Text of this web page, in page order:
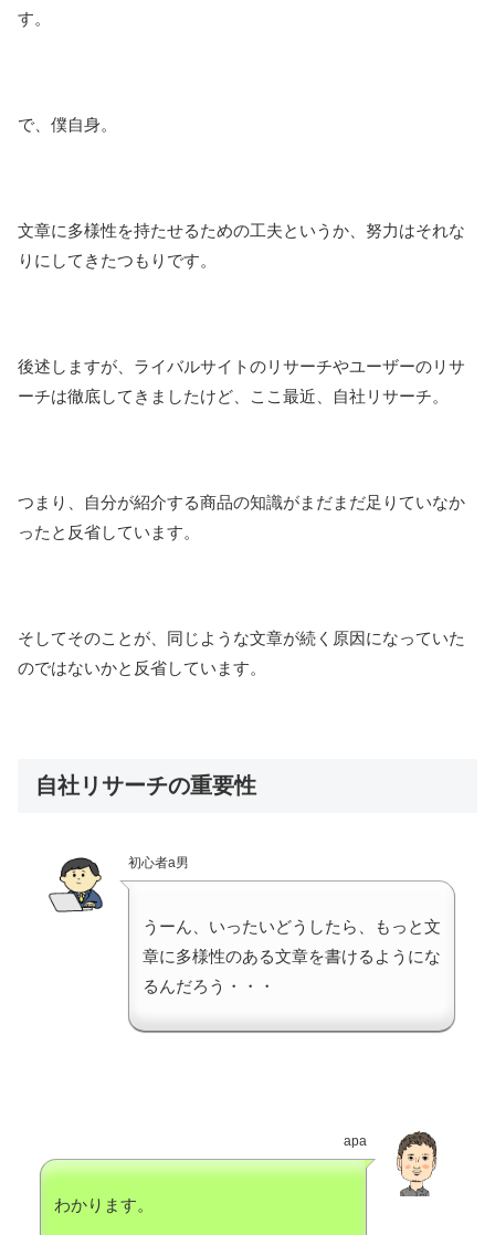
す。
で、僕自身。
文章に多様性を持たせるための工夫というか、努力はそれな
りにしてきたつもりです。
後述しますが、ライバルサイトのリサーチやユーザーのリサ
ーチは徹底してきましたけど、ここ最近、自社リサーチ。
つまり、自分が紹介する商品の知識がまだまだ足りていなか
ったと反省しています。
そしてそのことが、同じような文章が続く原因になっていた
のではないかと反省しています。
自社リサーチの重要性
初心者a男
うーん、いったいどうしたら、もっと文
章に多様性のある文章を書けるようにな
るんだろう・・・
apa
わかります。